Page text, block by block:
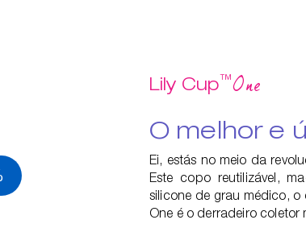
Lily Cup™One
O melhor e
Ei, estás no meio da
Este copo reutilizável,
silicone de grau médico, o
One é o derradeiro coletor